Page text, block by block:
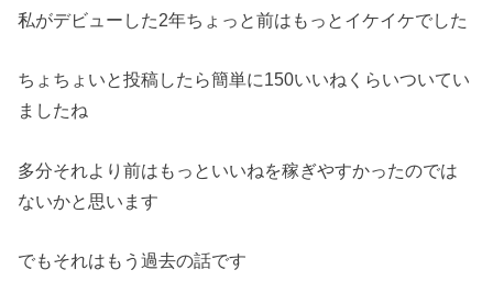
私がデビューした2年ちょっと前はもっとイケイケでした
ちょちょいと投稿したら簡単に150いいねくらいついてい
ましたね
多分それより前はもっといいねを稼ぎやすかったのでは
ないかと思います
でもそれはもう過去の話です